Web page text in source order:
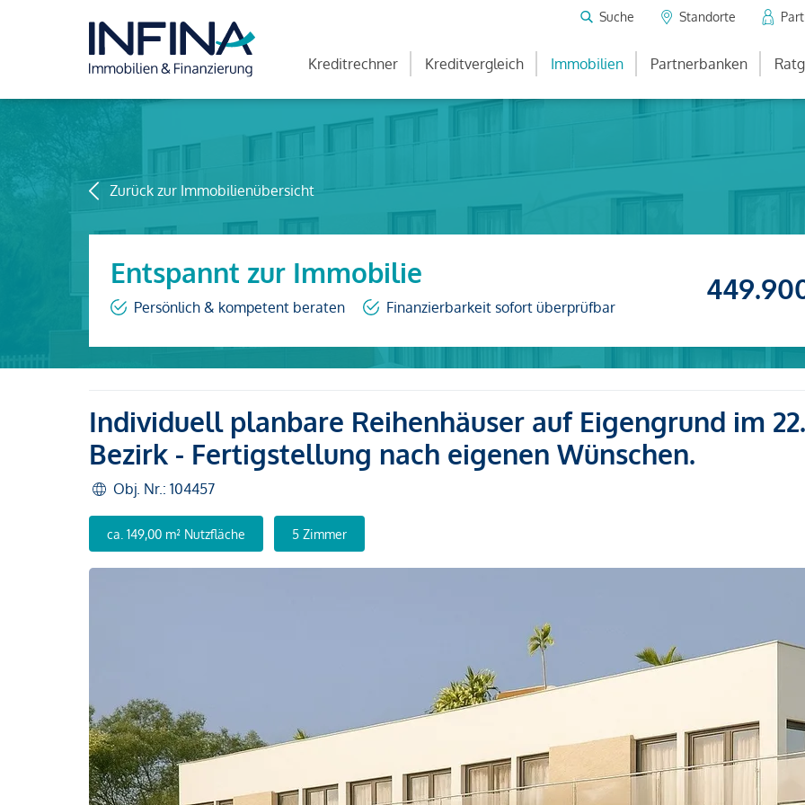
Suche Standorte
Kreditrechner Kreditvergleich Immobilien Partnerbanken
Zurück zur Immobilienübersicht
Entspannt zur Immobilie
Persönlich & kompetent beraten Finanzierbarkeit sofort überprüfbar
Individuell planbare Reihenhäuser auf Eigengrund im 22.
Bezirk - Fertigstellung nach eigenen Wünschen.
Obj. Nr.: 104457
ca. 149,00 m² Nutzfläche 5 Zimmer